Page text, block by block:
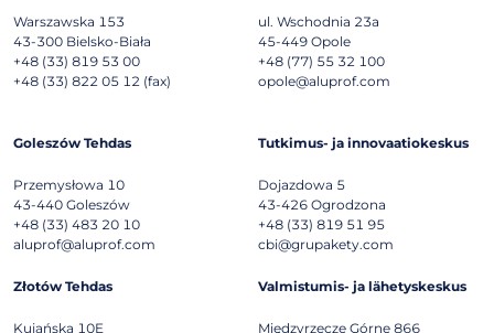
Warszawska 153
43-300 Bielsko-Biała
+48 (33) 819 53 00
+48 (33) 822 05 12 (fax)
ul. Wschodnia 23a
45-449 Opole
+48 (77) 55 32 100
opole@aluprof.com
Goleszów Tehdas
Przemysłowa 10
43-440 Goleszów
+48 (33) 483 20 10
aluprof@aluprof.com
Tutkimus- ja innovaatiokeskus
Dojazdowa 5
43-426 Ogrodzona
+48 (33) 819 51 95
cbi@grupakety.com
Złotów Tehdas
Kujańska 10E
Valmistumis- ja lähetyskeskus
Międzyrzecze Górne 866